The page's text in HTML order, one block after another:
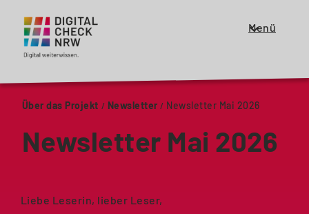
Menü
schließe
Menü
die
Über das Projekt Newsletter Newsletter Mai 2026
Newsletter Mai 2026
Liebe Leserin, lieber Leser,